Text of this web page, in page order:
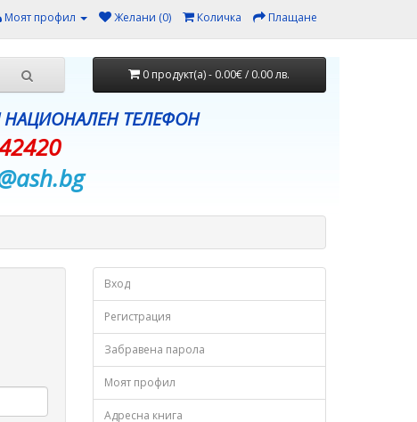
Моят профил Желани (0) Количка Плащане
0 продукт(а) - 0.00€ / 0.00 лв.
ТЕЛЕФОН
Вход
Регистрация
Забравена парола
Моят профил
Адресна книга